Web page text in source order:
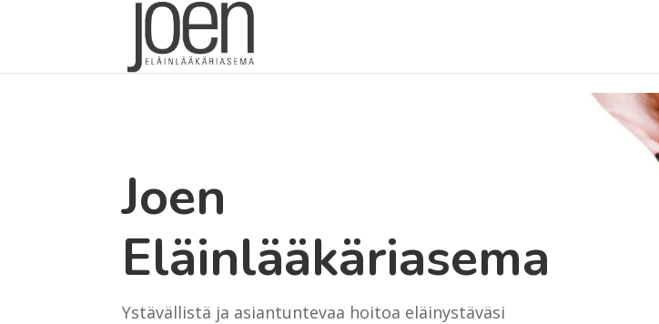
Joen
Eläinlääkäriasema
Ystävällistä ja asiantuntevaa hoitoa eläinystäväsi